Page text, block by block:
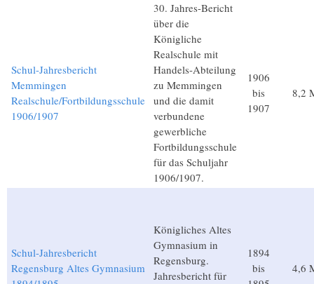
Schul-Jahresbericht
Memmingen
Realschule/Fortbildungsschule
1906/1907
30. Jahres-Bericht
über die
Königliche
Realschule mit
Handels-Abteilung
zu Memmingen
und die damit
verbundene
gewerbliche
Fortbildungsschule
für das Schuljahr
1906/1907.
1906
bis
1907
8,2
Schul-Jahresbericht
Regensburg Altes Gymnasium
Königliches Altes
Gymnasium in
Regensburg.
Jahresbericht für
1894
bis
4,6